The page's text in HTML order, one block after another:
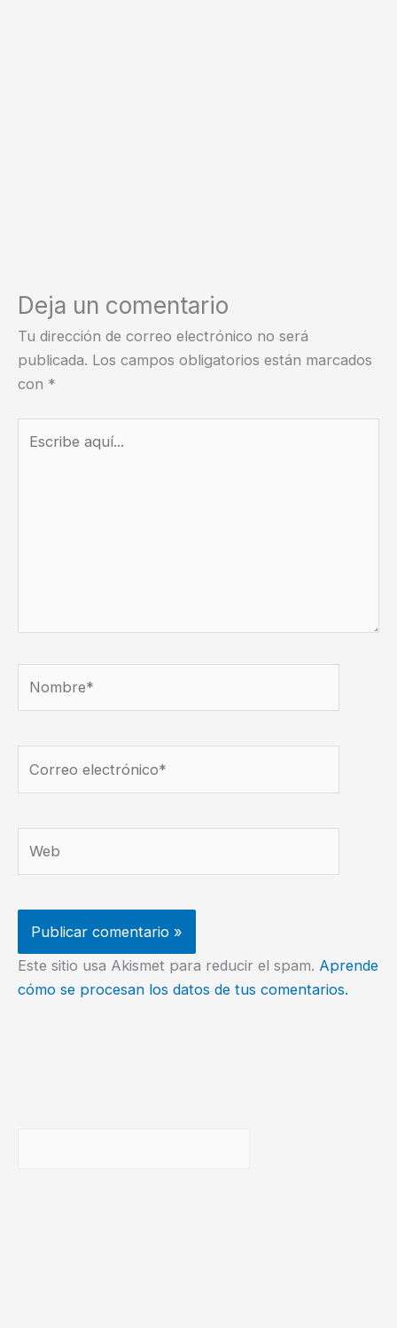
Deja un comentario
Tu dirección de correo electrónico no será
publicada. Los campos obligatorios están marcados
con *
aquí...
electrónico*
Este sitio usa Akismet para reducir el spam. Aprende
cómo se procesan los datos de tus comentarios.